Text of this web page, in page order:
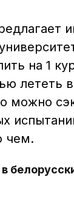
на 1
лететь
можно
чем.